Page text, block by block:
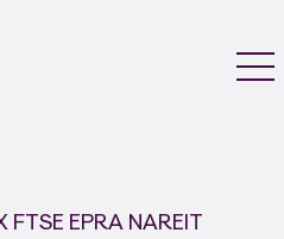
FTSE EPRA NAREIT